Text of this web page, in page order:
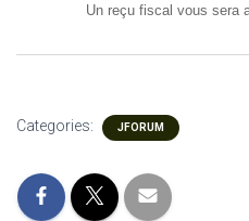
Un reçu fiscal vous sera
Categories: JFORUM